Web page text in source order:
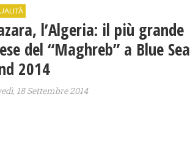
l’Algeria: il più grande
del “Maghreb” a Blue Sea
2014
18 Settembre 2014